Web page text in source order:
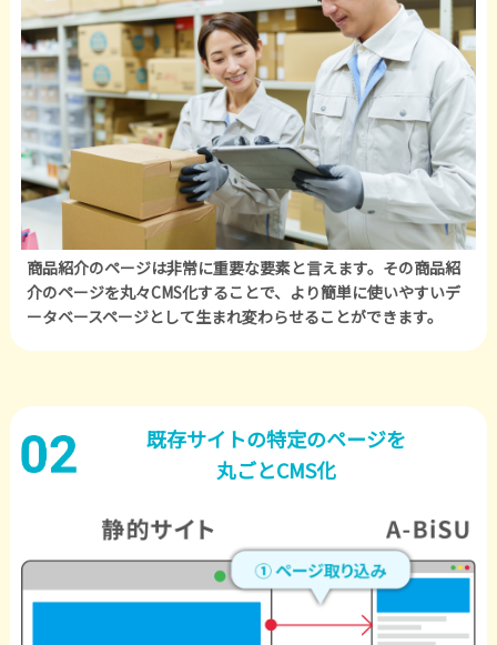
商品紹介のページは非常に重要な要素と言えます。その商品紹
介のページを丸々CMS化することで、より簡単に使いやすいデ
ータベースページとして生まれ変わらせることができます。
既存サイトの特定のページを
丸ごとCMS化